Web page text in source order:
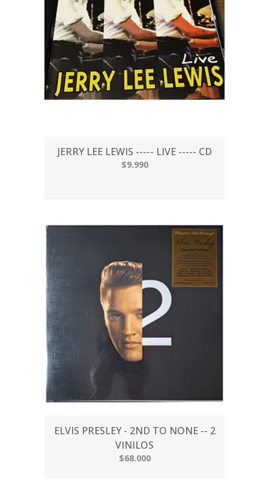
JERRY LEE LEWIS ----- LIVE ----- CD
$9.990
ELVIS PRESLEY - 2ND TO NONE -- 2
VINILOS
$68.000